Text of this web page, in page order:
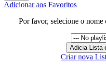
Adicionar aos Favoritos
Por favor, selecione o nome
Criar nova